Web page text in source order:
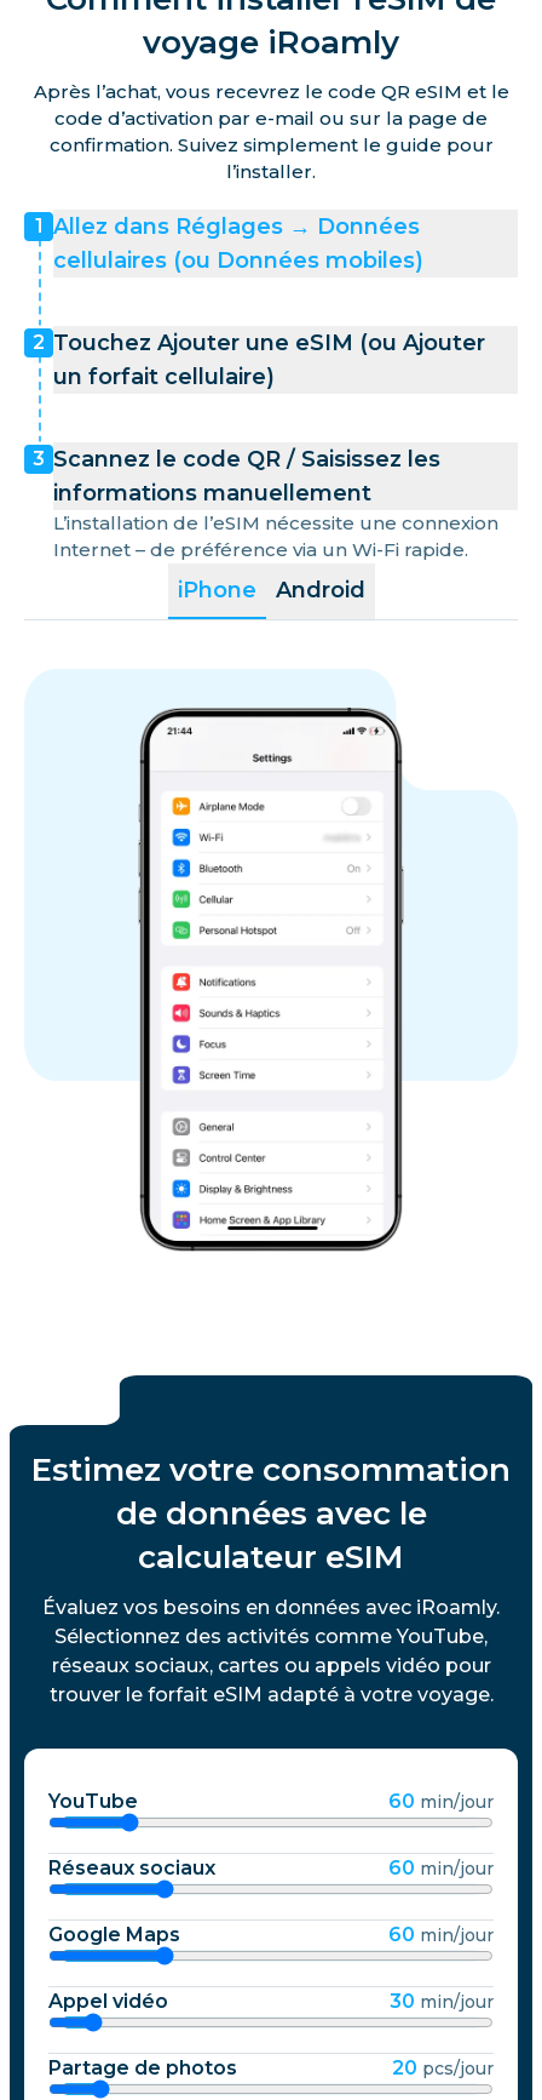
voyage iRoamly
Après l’achat, vous recevrez le code QR eSIM et le
code d’activation par e-mail ou sur la page de
confirmation. Suivez simplement le guide pour
l’installer.
iPhone Android
1 Allez dans Réglages → Données
cellulaires (ou Données mobiles)
2 Touchez Ajouter une eSIM (ou Ajouter
un forfait cellulaire)
3 Scannez le code QR / Saisissez les
informations manuellement
L’installation de l’eSIM nécessite une connexion
Internet – de préférence via un Wi-Fi rapide.
Estimez votre consommation
de données avec le
calculateur eSIM
Évaluez vos besoins en données avec iRoamly.
Sélectionnez des activités comme YouTube,
réseaux sociaux, cartes ou appels vidéo pour
trouver le forfait eSIM adapté à votre voyage.
YouTube 60 min/jour
Réseaux sociaux 60 min/jour
Google Maps 60 min/jour
Appel vidéo 30 min/jour
Partage de photos 20 pcs/jour